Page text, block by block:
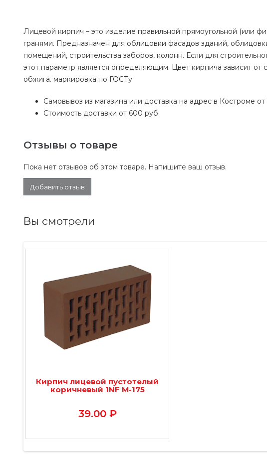
Лицевой кирпич – это изделие правильной прямоугольной (или
гранями. Предназначен для облицовки фасадов зданий,
помещений, строительства заборов, колонн. Если для
этот параметр является определяющим. Цвет кирпича зависит от
обжига. маркировка по ГОСТу
Самовывоз из магазина или доставка на адрес в Костроме от
Стоимость доставки от 600 руб.
Отзывы о товаре
Пока нет отзывов об этом товаре. Напишите ваш отзыв.
Добавить отзыв
Вы смотрели
Кирпич лицевой пустотелый
коричневый 1NF М-175
39.00 ₽